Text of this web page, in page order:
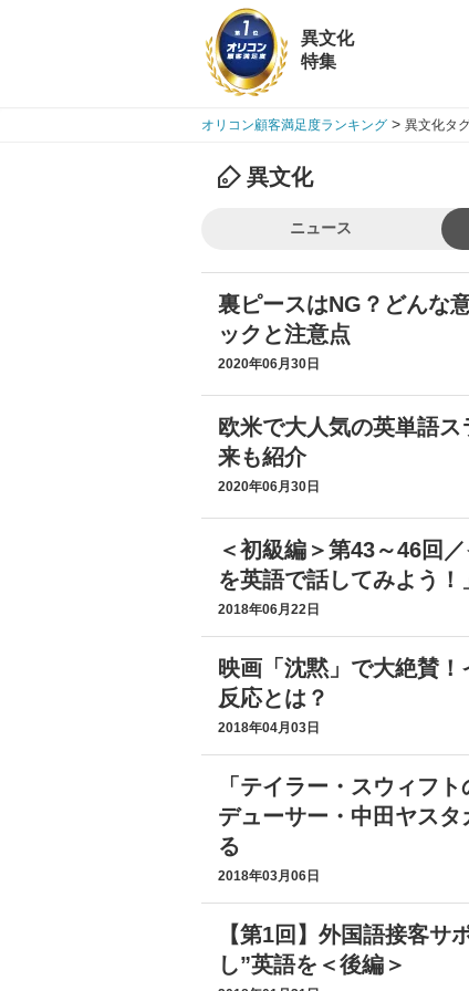
異文化
特集
オリコン顧客満足度ランキング > 異文化タ
異文化
ニュース
裏ピースはNG？どんな
ックと注意点
2020年06月30日
欧米で大人気の英単語
来も紹介
2020年06月30日
＜初級編＞第43～46回
を英語で話してみよう！
2018年06月22日
映画「沈黙」で大絶賛
反応とは？
2018年04月03日
「テイラー・スウィフ
デューサー・中田ヤス
る
2018年03月06日
【第1回】外国語接客サ
し”英語を＜後編＞